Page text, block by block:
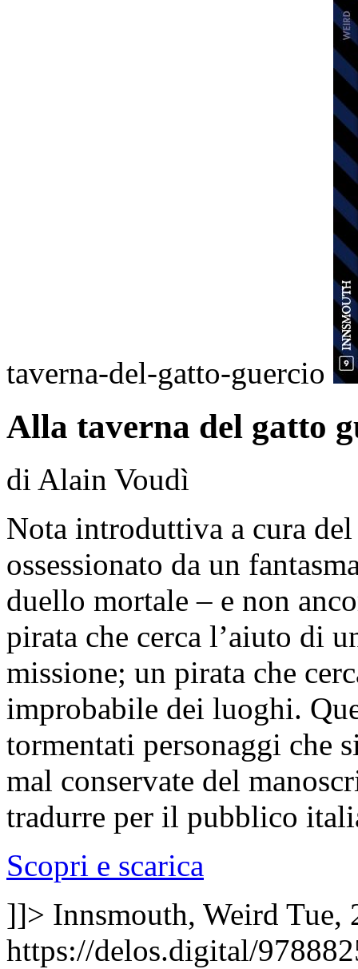
taverna-del-gatto-guercio
Alla taverna del gatto
di Alain Voudì
Nota introduttiva a cura
ossessionato da un
duello mortale – e non
pirata che cerca l’aiuto di
missione; un pirata che
improbabile dei luoghi.
tormentati personaggi che
mal conservate del
tradurre per il pubblico
Scopri e scarica
]]> Innsmouth, Weird Tue,
https://delos.digital/